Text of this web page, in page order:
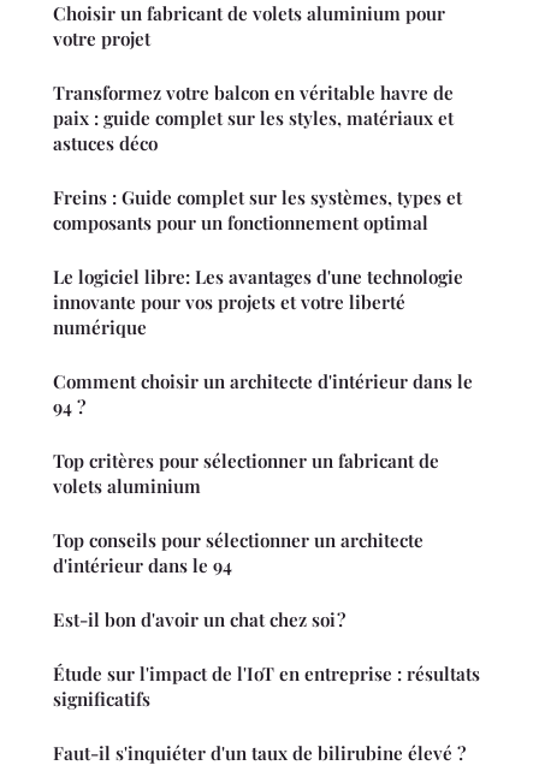
Choisir un fabricant de volets aluminium pour
votre projet
Transformez votre balcon en véritable havre de
paix : guide complet sur les styles, matériaux et
astuces déco
Freins : Guide complet sur les systèmes, types et
composants pour un fonctionnement optimal
Le logiciel libre: Les avantages d'une technologie
innovante pour vos projets et votre liberté
numérique
Comment choisir un architecte d'intérieur dans le
94 ?
Top critères pour sélectionner un fabricant de
volets aluminium
Top conseils pour sélectionner un architecte
d'intérieur dans le 94
Est-il bon d'avoir un chat chez soi ?
Étude sur l'impact de l'IoT en entreprise : résultats
significatifs
Faut-il s'inquiéter d'un taux de bilirubine élevé ?